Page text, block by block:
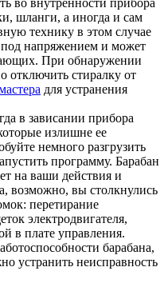
шланги, а иногда и сам
технику в этом случае
под напряжением и может
При обнаружении
отключить стиралку от
для устранения
в зависании прибора
излишне ее
немного разгрузить
программу. Барабан
на ваши действия и
возможно, вы столкнулись
перетирание
электродвигателя,
в плате управления.
барабана,
устранить неисправность